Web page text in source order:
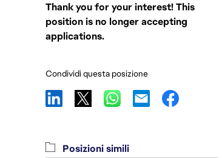
Thank you for your interest! This
position is no longer accepting
applications.
Condividi questa posizione
Posizioni simili